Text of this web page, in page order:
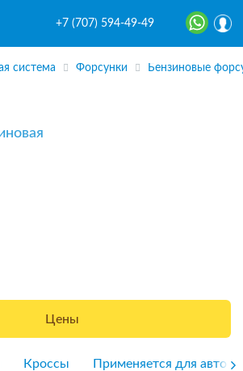
+7 (707) 594-49-49
система Форсунки Бензиновые
Цены
Кроссы Применяется для авто